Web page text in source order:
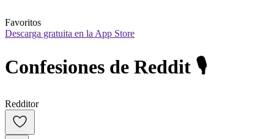
Favoritos
Descarga gratuita en la App Store
Confesiones de Reddit 🎙️
Redditor